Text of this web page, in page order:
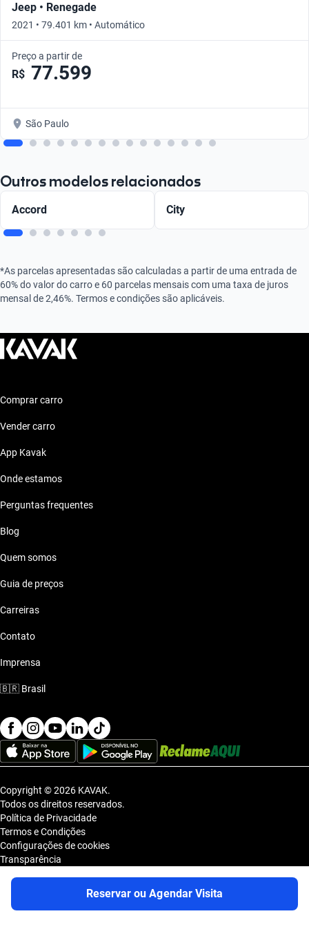
Reservar ou Agendar Visita
Jeep • Renegade
2021 • 79.401 km • Automático
Preço a partir de
R$ 77.599
São Paulo
Outros modelos relacionados
Accord City
*As parcelas apresentadas são calculadas a partir de uma entrada de
60% do valor do carro e 60 parcelas mensais com uma taxa de juros
mensal de 2,46%. Termos e condições são aplicáveis.
Comprar carro
Vender carro
App Kavak
Onde estamos
Perguntas frequentes
Blog
Quem somos
Guia de preços
Carreiras
Contato
Imprensa
🇧🇷 Brasil
Copyright © 2026 KAVAK.
Todos os direitos reservados.
Política de Privacidade
Termos e Condições
Configurações de cookies
Transparência
KAVAK TECNOLOGIA E COMERCIO DE VEICULOS LTDA., inscrita no
CNPJ sob o nº 36.740.390/0001-83, com sede na Estrada dos Alpes, nº